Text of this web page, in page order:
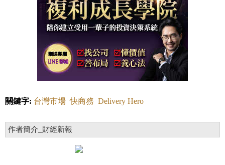
關鍵字: 台灣市場 快商務 Delivery Hero
作者簡介_財經新報